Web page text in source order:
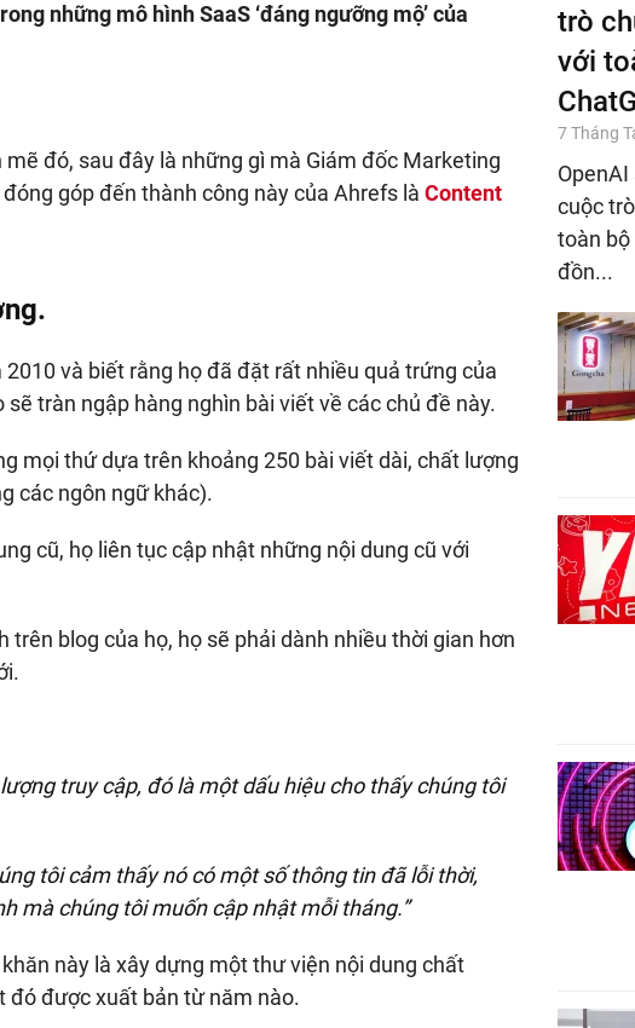
những mô hình SaaS ‘đáng ngưỡng mộ’ của
đó, sau đây là những gì mà Giám đốc Marketing
góp đến thành công này của Ahrefs là Content
và biết rằng họ đã đặt rất nhiều quả trứng của
tràn ngập hàng nghìn bài viết về các chủ đề này.
mọi thứ dựa trên khoảng 250 bài viết dài, chất lượng
các ngôn ngữ khác).
cũ, họ liên tục cập nhật những nội dung cũ với
trên blog của họ, họ sẽ phải dành nhiều thời gian hơn
truy cập, đó là một dấu hiệu cho thấy chúng tôi
tôi cảm thấy nó có một số thông tin đã lỗi thời,
mà chúng tôi muốn cập nhật mỗi tháng.”
này là xây dựng một thư viện nội dung chất
đó được xuất bản từ năm nào.
trò
với
7 Tháng
cuộc
toàn bộ
đồn...